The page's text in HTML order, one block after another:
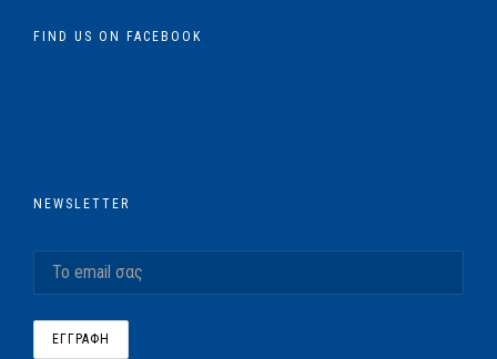
FIND US ON FACEBOOK
NEWSLETTER